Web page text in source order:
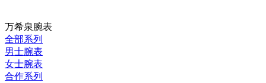
万希泉腕表
全部系列
男士腕表
女士腕表
合作系列